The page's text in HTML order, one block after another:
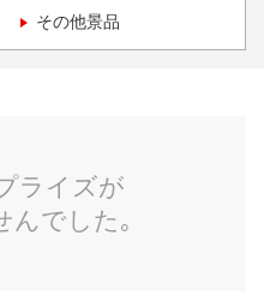
その他景品